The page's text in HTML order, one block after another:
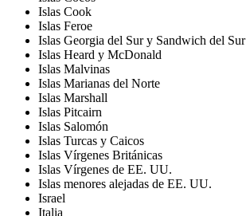
Islas Cook
Islas Feroe
Islas Georgia del Sur y Sandwich del Sur
Islas Heard y McDonald
Islas Malvinas
Islas Marianas del Norte
Islas Marshall
Islas Pitcairn
Islas Salomón
Islas Turcas y Caicos
Islas Vírgenes Británicas
Islas Vírgenes de EE. UU.
Islas menores alejadas de EE. UU.
Israel
Italia